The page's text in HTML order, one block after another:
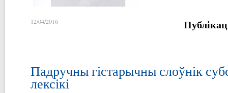
12/04/2016
Падручны гістарычны слоўнік
лексікі